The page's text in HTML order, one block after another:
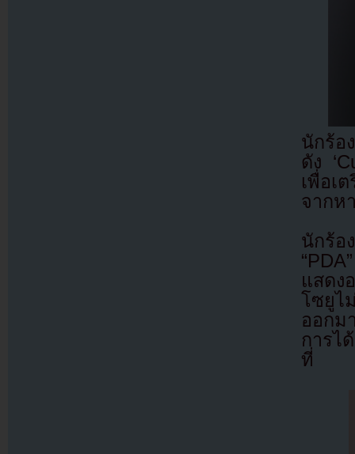
นักร้อ
ดัง
เพื่อเ
จากห
นักร้อ
แสดง
โซยูไ
ออก
การไ
ที่